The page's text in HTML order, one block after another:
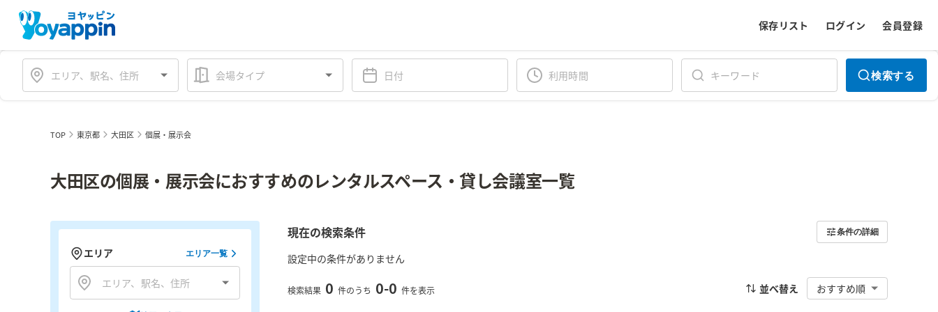
保存リスト ログイン 会員登録
会場タイプ 検索する
TOP 東京都 大田区 個展・展示会
大田区の個展・展示会におすすめのレンタルスペース・貸し会議室一覧
現在の検索条件 条件の詳細
設定中の条件がありません
検索結果 0 件のうち 0-0 件を表示 並べ替え おすすめ順
エリア エリア一覧